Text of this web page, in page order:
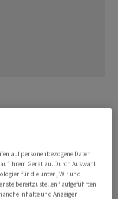
auf personenbezogene Daten
Ihrem Gerät zu. Durch Auswahl
für die unter „Wir und
bereitzustellen“ aufgeführten
Inhalte und Anzeigen